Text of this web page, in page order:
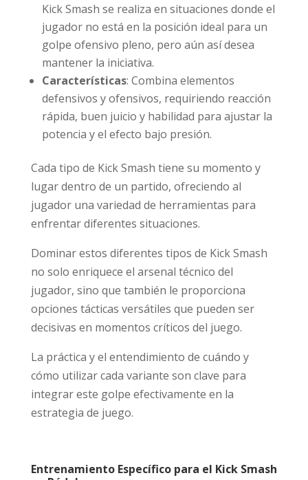
Kick Smash se realiza en situaciones donde el
jugador no está en la posición ideal para un
golpe ofensivo pleno, pero aún así desea
mantener la iniciativa.
Características: Combina elementos
defensivos y ofensivos, requiriendo reacción
rápida, buen juicio y habilidad para ajustar la
potencia y el efecto bajo presión.
Cada tipo de Kick Smash tiene su momento y
lugar dentro de un partido, ofreciendo al
jugador una variedad de herramientas para
enfrentar diferentes situaciones.
Dominar estos diferentes tipos de Kick Smash
no solo enriquece el arsenal técnico del
jugador, sino que también le proporciona
opciones tácticas versátiles que pueden ser
decisivas en momentos críticos del juego.
La práctica y el entendimiento de cuándo y
cómo utilizar cada variante son clave para
integrar este golpe efectivamente en la
estrategia de juego.
Entrenamiento Específico para el Kick Smash